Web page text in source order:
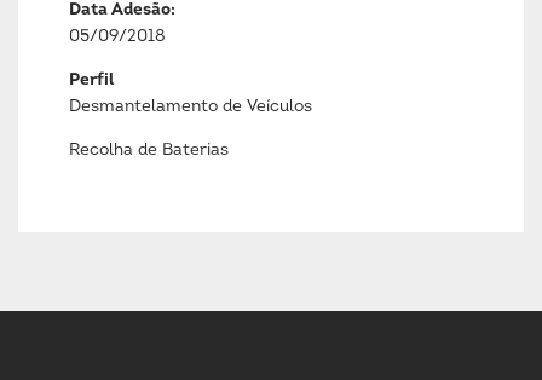
Data Adesão:
05/09/2018
Perfil
Desmantelamento de Veículos
Recolha de Baterias